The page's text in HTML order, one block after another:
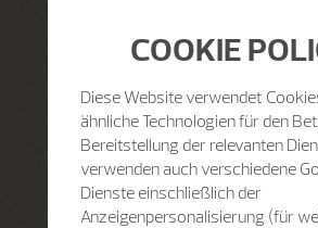
COOKIE
Diese Website verwendet
ähnliche Technologien für den
Bereitstellung der relevanten
verwenden auch verschiedene
Dienste einschließlich der
Anzeigenpersonalisierung (für